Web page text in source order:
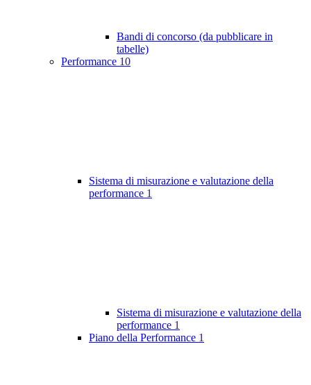
Bandi di concorso (da pubblicare in
tabelle)
Performance 10
Sistema di misurazione e valutazione della
performance 1
Sistema di misurazione e valutazione della
performance 1
Piano della Performance 1